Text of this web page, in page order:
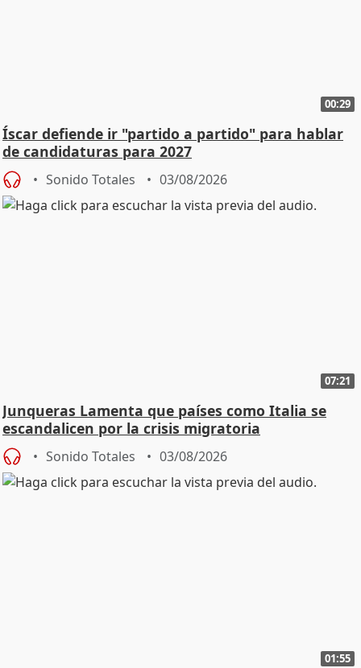
00:29
Íscar defiende ir "partido a partido" para hablar
de candidaturas para 2027
Sonido Totales 03/08/2026
07:21
Junqueras Lamenta que países como Italia se
escandalicen por la crisis migratoria
Sonido Totales 03/08/2026
01:55